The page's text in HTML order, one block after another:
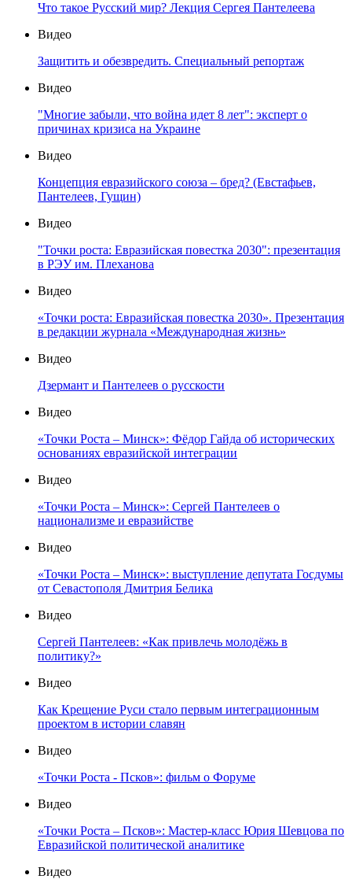
Что такое Русский мир? Лекция Сергея Пантелеева
Видео
Защитить и обезвредить. Специальный репортаж
Видео
"Многие забыли, что война идет 8 лет": эксперт о
причинах кризиса на Украине
Видео
Концепция евразийского союза – бред? (Евстафьев,
Пантелеев, Гущин)
Видео
"Точки роста: Евразийская повестка 2030": презентация
в РЭУ им. Плеханова
Видео
«Точки роста: Евразийская повестка 2030». Презентация
в редакции журнала «Международная жизнь»
Видео
Дзермант и Пантелеев о русскости
Видео
«Точки Роста – Минск»: Фёдор Гайда об исторических
основаниях евразийской интеграции
Видео
«Точки Роста – Минск»: Сергей Пантелеев о
национализме и евразийстве
Видео
«Точки Роста – Минск»: выступление депутата Госдумы
от Севастополя Дмитрия Белика
Видео
Сергей Пантелеев: «Как привлечь молодёжь в
политику?»
Видео
Как Крещение Руси стало первым интеграционным
проектом в истории славян
Видео
«Точки Роста - Псков»: фильм о Форуме
Видео
«Точки Роста – Псков»: Мастер-класс Юрия Шевцова по
Евразийской политической аналитике
Видео